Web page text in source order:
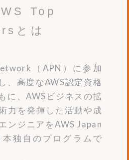
Top
とは
（APN）に参加
、高度なAWS認定資格
に、AWSビジネスの拡
力を発揮した活動や成
ンジニアをAWS Japan
独自のプログラムで